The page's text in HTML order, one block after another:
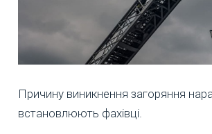
Причину виникнення загоряння
встановлюють фахівці.